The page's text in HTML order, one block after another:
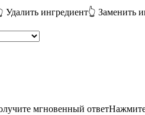
Удалить ингредиент👆 Заменить
мгновенный ответНажмите